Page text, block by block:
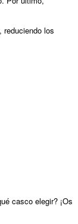
reduciendo los
casco elegir? ¡Os